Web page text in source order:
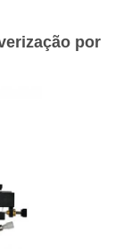
por